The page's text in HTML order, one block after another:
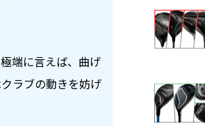
端に言えば、曲げ
ラブの動きを妨げ